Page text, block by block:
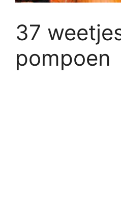
37
pompoen